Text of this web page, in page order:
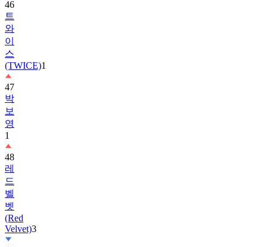
와
이
스
(TWICE)
47
박
보
영
1
48
레
드
벨
벳
(Red
Velvet)
49
박